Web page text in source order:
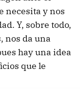
necesita y nos
Y, sobre todo,
nos da una
hay una idea
que le